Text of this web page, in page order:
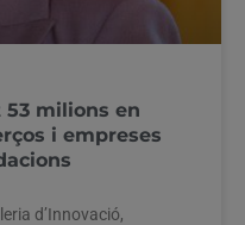
53 milions en
i empreses
d’Innovació,